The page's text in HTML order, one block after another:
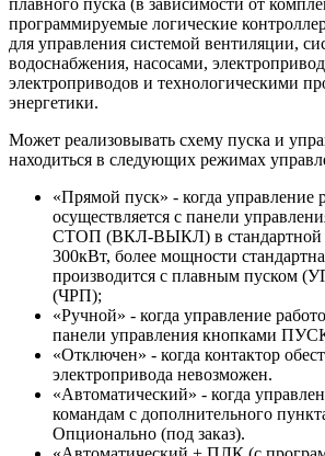
программируемые логические
для управления системой вентиляции,
водоснабжения, насосами,
электроприводов и технологическими
энергетики.
Может реализовывать схему пуска и
находиться в следующих режимах
«Прямой пуск» - когда управление
осуществляется с панели
СТОП (ВКЛ-ВЫКЛ) в стандартной
300кВт, более мощности
производится с плавным пуском
(ЧРП);
«Ручной» - когда управление
панели управления кнопками
«Отключен» - когда контактор
электропривода невозможен.
«Автоматический» - когда
командам с дополнительного
Опционально (под заказ).